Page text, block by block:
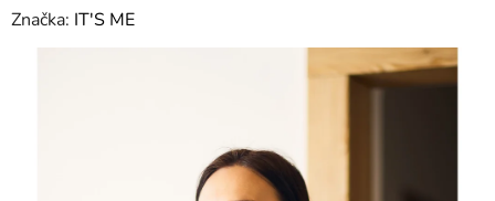
Značka: IT'S ME